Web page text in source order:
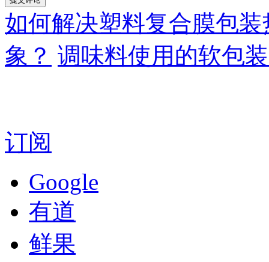
如何解决塑料复合膜包
象？ 调味料使用的软包
订阅
Google
有道
鲜果